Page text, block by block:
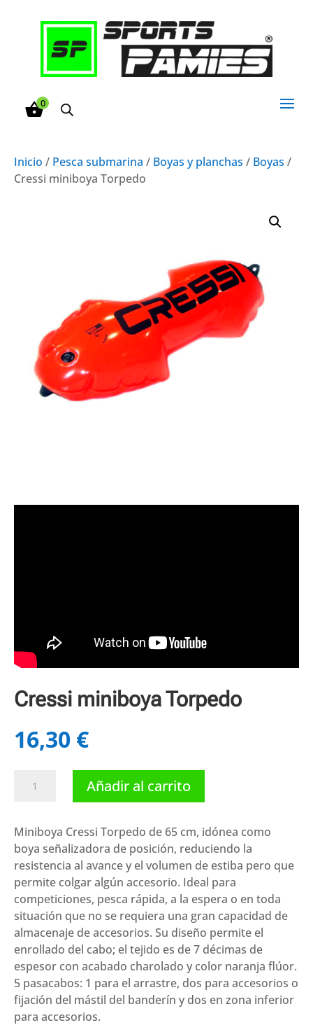
0
Inicio / Pesca submarina / Boyas y planchas / Boyas /
Cressi miniboya Torpedo
Cressi miniboya Torpedo
16,30 €
miniboya
cantidad
Añadir al carrito
Miniboya Cressi Torpedo de 65 cm, idónea como
boya señalizadora de posición, reduciendo la
resistencia al avance y el volumen de estiba pero que
permite colgar algún accesorio. Ideal para
competiciones, pesca rápida, a la espera o en toda
situación que no se requiera una gran capacidad de
almacenaje de accesorios. Su diseño permite el
enrollado del cabo; el tejido es de 7 décimas de
espesor con acabado charolado y color naranja flúor.
5 pasacabos: 1 para el arrastre, dos para accesorios o
fijación del mástil del banderín y dos en zona inferior
para accesorios.